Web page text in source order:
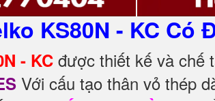
KS80N - KC Có
- KC được thiết kế và chế
Với cấu tạo thân vỏ thép